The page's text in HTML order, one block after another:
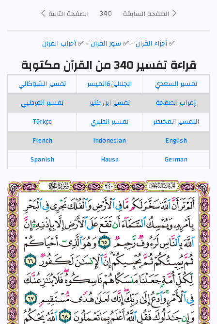
الصفحة السابقة 340 الصفحة التالية
✅أجزاء القرآن- ✅سور القرآن- ✅أحزاب القرآن
قراءة تفسير 340 من القرآن مكتوبة
تفسير السعدي الجلالين&الميسر
تفسير الشوكاني
إعراب الصفحة
تفسير ابن كثير
تفسير القرطبي
التفسير المختصر
تفسير الطبري
Türkçe
English
Indonesian
French
German
Hausa
Spanish